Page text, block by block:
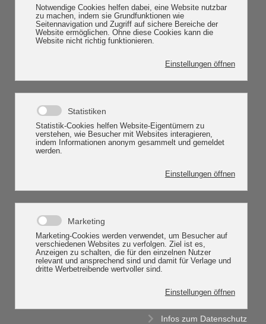
Infos zum Datenschutz
Notwendige Cookies helfen dabei, eine Website nutzbar
zu machen, indem sie Grundfunktionen wie
Seitennavigation und Zugriff auf sichere Bereiche der
Website ermöglichen. Ohne diese Cookies kann die
Website nicht richtig funktionieren.
Einstellungen öffnen
Statistiken
Statistik-Cookies helfen Website-Eigentümern zu
verstehen, wie Besucher mit Websites interagieren,
indem Informationen anonym gesammelt und gemeldet
werden.
Einstellungen öffnen
Marketing
Marketing-Cookies werden verwendet, um Besucher auf
verschiedenen Websites zu verfolgen. Ziel ist es,
Anzeigen zu schalten, die für den einzelnen Nutzer
relevant und ansprechend sind und damit für Verlage und
dritte Werbetreibende wertvoller sind.
Einstellungen öffnen
HOME NEWS MESSEN 2024
Messen 2024
Als Versicherungsmakler für Landwirtschaft sind wir
auf den Messen :
Tarmstedter Ausstellung:12.07.2024 - 15.07.2024,
LandTageNord:23.08.2024 - 26.08.2024,
Norla Rendsburg:29.08.2024 - 01.09.2024
Neu Büro 2: GVO Platz 1, 26160 Bad Zwischenahn: Tel:
04403-6022950